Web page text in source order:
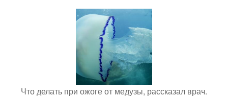
Что делать при ожоге от медузы, рассказал врач.